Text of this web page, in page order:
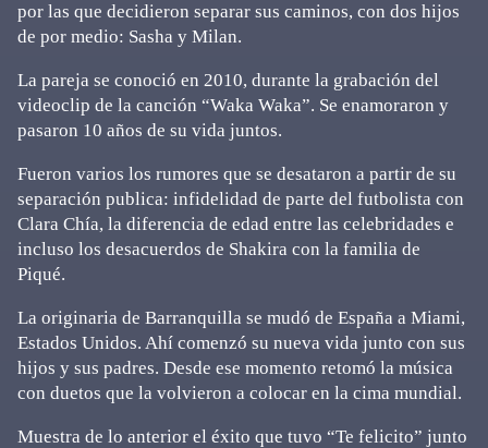
por las que decidieron separar sus caminos, con dos hijos
de por medio: Sasha y Milan.
La pareja se conoció en 2010, durante la grabación del
videoclip de la canción “Waka Waka”. Se enamoraron y
pasaron 10 años de su vida juntos.
Fueron varios los rumores que se desataron a partir de su
separación publica: infidelidad de parte del futbolista con
Clara Chía, la diferencia de edad entre las celebridades e
incluso los desacuerdos de Shakira con la familia de
Piqué.
La originaria de Barranquilla se mudó de España a Miami,
Estados Unidos. Ahí comenzó su nueva vida junto con sus
hijos y sus padres. Desde ese momento retomó la música
con duetos que la volvieron a colocar en la cima mundial.
Muestra de lo anterior el éxito que tuvo “Te felicito” junto